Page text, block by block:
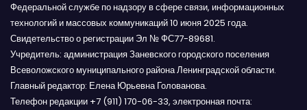
Федеральной службе по надзору в сфере связи, информационных
технологий и массовых коммуникаций 10 июня 2025 года.
Свидетельство о регистрации Эл № ФС77-89681.
Учредитель: администрация Заневского городского поселения
Всеволожского муниципального района Ленинградской области.
Главный редактор: Елена Юрьевна Голованова.
Телефон редакции +7 (911) 170-06-33, электронная почта: